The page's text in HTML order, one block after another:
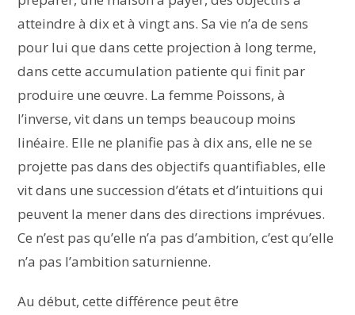
atteindre à dix et à vingt ans. Sa vie n’a de sens
pour lui que dans cette projection à long terme,
dans cette accumulation patiente qui finit par
produire une œuvre. La femme Poissons, à
l’inverse, vit dans un temps beaucoup moins
linéaire. Elle ne planifie pas à dix ans, elle ne se
projette pas dans des objectifs quantifiables, elle
vit dans une succession d’états et d’intuitions qui
peuvent la mener dans des directions imprévues.
Ce n’est pas qu’elle n’a pas d’ambition, c’est qu’elle
n’a pas l’ambition saturnienne.
Au début, cette différence peut être